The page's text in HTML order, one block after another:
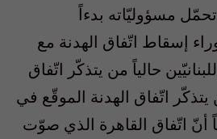
مسؤوليّاته بدءاً
إسقاط اتّفاق الهدنة مع
حالياً من يتذكّر اتّفاق
اتّفاق الهدنة الموقّع في
أنّ اتّفاق القاهرة الذي صوّت